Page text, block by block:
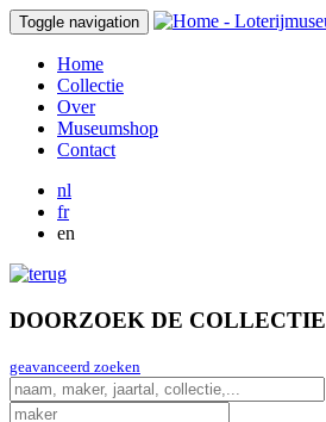
Toggle navigation
Home
Collectie
Over
Museumshop
Contact
nl
fr
en
DOORZOEK DE COLLECTIE
geavanceerd zoeken